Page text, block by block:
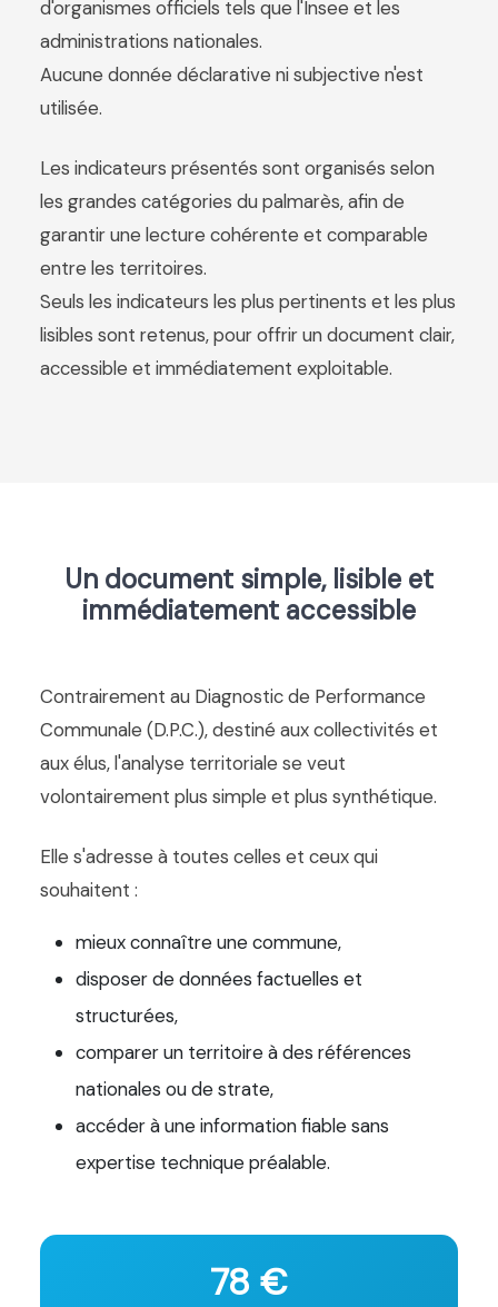
d'organismes officiels tels que l'Insee et les
administrations nationales.
Aucune donnée déclarative ni subjective n'est
utilisée.
Les indicateurs présentés sont organisés selon
les grandes catégories du palmarès, afin de
garantir une lecture cohérente et comparable
entre les territoires.
Seuls les indicateurs les plus pertinents et les plus
lisibles sont retenus, pour offrir un document clair,
accessible et immédiatement exploitable.
Un document simple, lisible et
immédiatement accessible
Contrairement au Diagnostic de Performance
Communale (D.P.C.), destiné aux collectivités et
aux élus, l'analyse territoriale se veut
volontairement plus simple et plus synthétique.
Elle s'adresse à toutes celles et ceux qui
souhaitent :
mieux connaître une commune,
disposer de données factuelles et
structurées,
comparer un territoire à des références
nationales ou de strate,
accéder à une information fiable sans
expertise technique préalable.
78 €